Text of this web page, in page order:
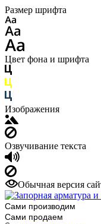
Размер шрифта
Цвет фона и шрифта
Изображения
Озвучивание текста
Обычная версия
Сами производим
Сами продаем